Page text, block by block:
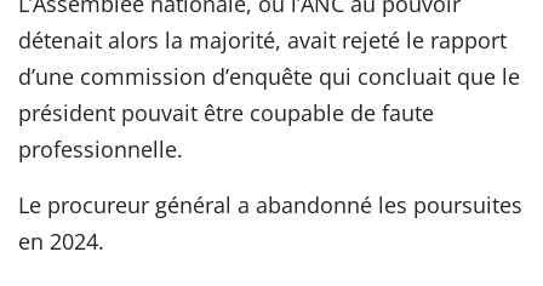
détenait alors la majorité, avait rejeté le rapport
d’une commission d’enquête qui concluait que le
président pouvait être coupable de faute
professionnelle.
Le procureur général a abandonné les poursuites
en 2024.